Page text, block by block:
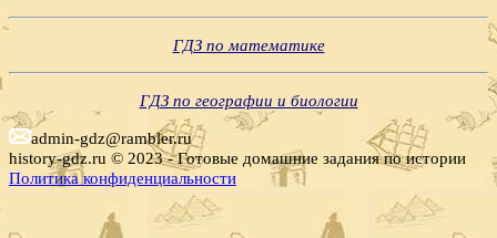
ГДЗ по математике
ГДЗ по географии и биологии
admin-gdz@rambler.ru
history-gdz.ru © 2023 - Готовые домашние задания по истории
Политика конфиденциальности